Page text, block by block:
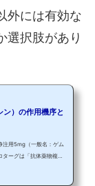
外には有効な
選択肢があり
）の作用機序と
注用5mg（一般名：ゲム
ーグは「抗体薬物複合